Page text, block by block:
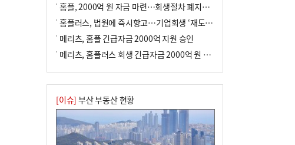
홈플, 2000억 원 자금 마련…회생절차 폐지에 즉시항고(종합)
홈플러스, 법원에 즉시항고…기업회생 ‘재도전’
메리츠, 홈플 긴급자금 2000억 지원 승인
메리츠, 홈플러스 회생 긴급자금 2000억 원 지원 승인
[이슈] 부산 부동산 현황